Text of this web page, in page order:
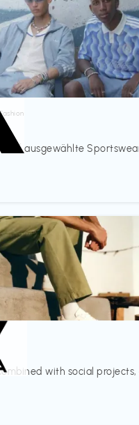
auf ausgewählte
with social projects,